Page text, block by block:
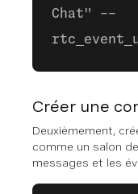
Chat" --
Créer une
Deuxièmement,
comme un salon
messages et les